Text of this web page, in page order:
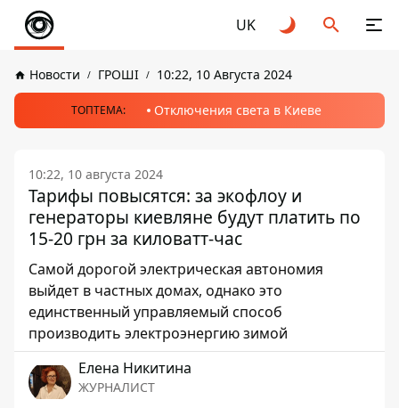
UK
Новости ГРОШІ 10:22, 10 Августа 2024
ТОПТЕМА: Отключения света в Киеве
10:22, 10 августа 2024
Тарифы повысятся: за экофлоу и
генераторы киевляне будут платить по
15-20 грн за киловатт-час
Самой дорогой электрическая автономия
выйдет в частных домах, однако это
единственный управляемый способ
производить электроэнергию зимой
Елена Никитина
ЖУРНАЛИСТ